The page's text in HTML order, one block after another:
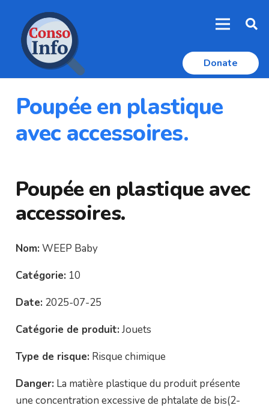
Donate
Poupée en plastique
avec accessoires.
Poupée en plastique avec
accessoires.
Nom: WEEP Baby
Catégorie: 10
Date: 2025-07-25
Catégorie de produit: Jouets
Type de risque: Risque chimique
Danger: La matière plastique du produit présente
une concentration excessive de phtalate de bis(2-